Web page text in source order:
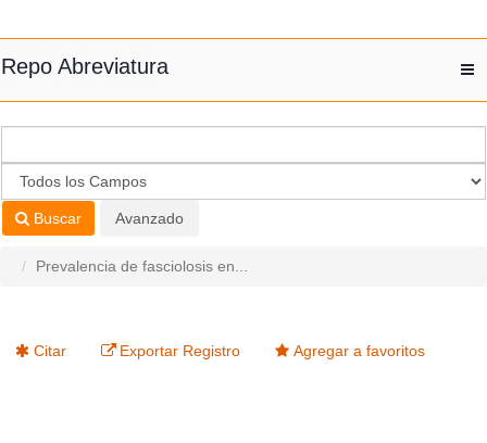
Repo Abreviatura
Buscar Avanzado
Prevalencia de fasciolosis en...
Citar Exportar Registro Agregar a favoritos